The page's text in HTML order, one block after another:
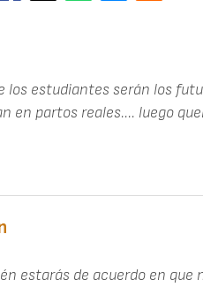
los estudiantes serán los
en partos reales.... luego
estarás de acuerdo en que